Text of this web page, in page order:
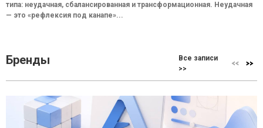
типа: неудачная, сбалансированная и трансформационная. Неудачная
— это «рефлексия под канапе»...
Бренды
Все записи
>>